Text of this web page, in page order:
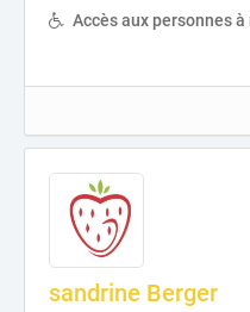
Accès aux personnes
sandrine Berger